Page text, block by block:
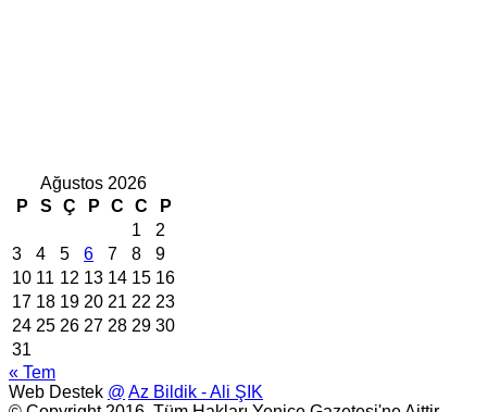
Ağustos 2026
P
S Ç P C C
P
1
2
3
4 5 6 7 8
9
10 11 12 13 14 15 16
17 18 19 20 21 22 23
24 25 26 27 28 29 30
31
« Tem
Web Destek @ Az Bildik - Ali ŞIK